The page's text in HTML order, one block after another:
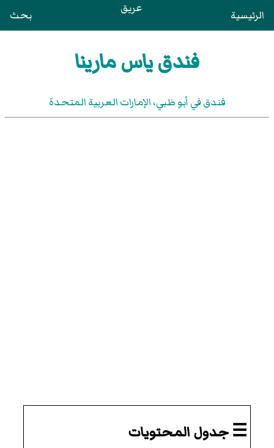
الرئيسية عريق بحث
فندق ياس مارينا
فندق في أبو ظبي، الإمارات العربية المتحدة
☰ جدول المحتويات